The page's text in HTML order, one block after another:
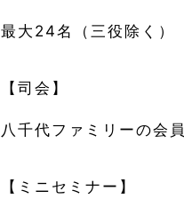
最大24名（三役除く）
【司会】
八千代ファミリーの会員
【ミニセミナー】